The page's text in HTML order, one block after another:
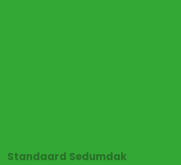
Standaard Sedumdak